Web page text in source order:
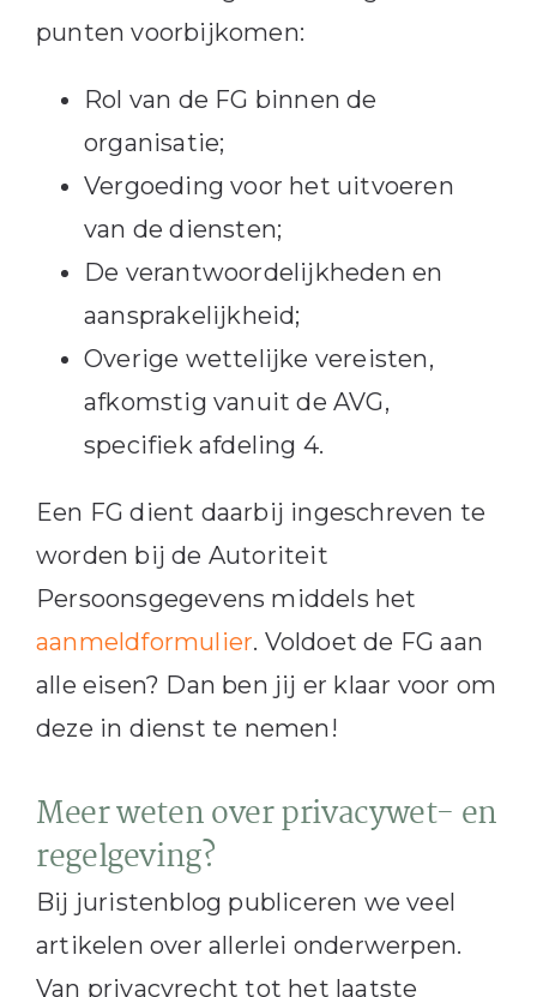
punten voorbijkomen:
Rol van de FG binnen de
organisatie;
Vergoeding voor het uitvoeren
van de diensten;
De verantwoordelijkheden en
aansprakelijkheid;
Overige wettelijke vereisten,
afkomstig vanuit de AVG,
specifiek afdeling 4.
Een FG dient daarbij ingeschreven te
worden bij de Autoriteit
Persoonsgegevens middels het
aanmeldformulier. Voldoet de FG aan
alle eisen? Dan ben jij er klaar voor om
deze in dienst te nemen!
Meer weten over privacywet- en
regelgeving?
Bij juristenblog publiceren we veel
artikelen over allerlei onderwerpen.
Van privacyrecht tot het laatste